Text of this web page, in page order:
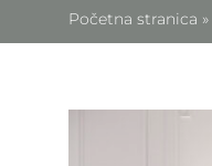
Početna stranica »